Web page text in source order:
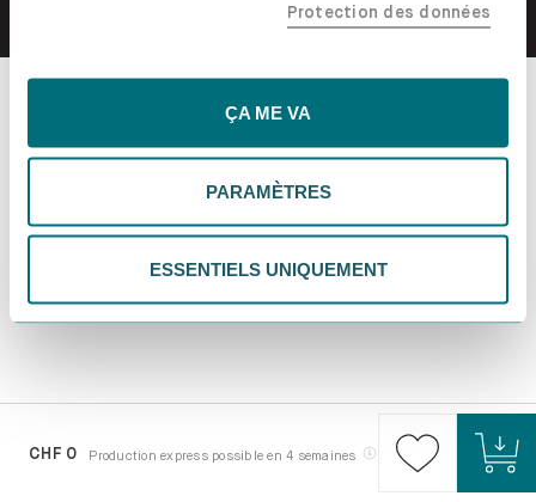
tes données pourraient être traitées en dehors de l'UE,
essentiels, ce qui pourrait limiter les contenus
tes préférences. Tu peux modifier tes choix à tout
moment. Pour plus d'informations, consulte notre
politique de confidentialité.
Protection des données
ÇA ME VA
PARAMÈTRES
ESSENTIELS UNIQUEMENT
CHF 0 Production express possible en 4 semaines